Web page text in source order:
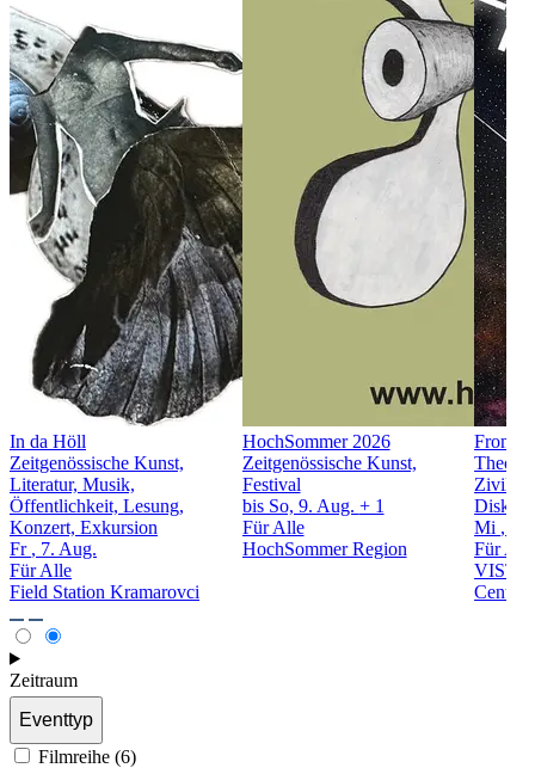
In da Höll
Zeitgenössische Kunst,
Literatur, Musik,
Öffentlichkeit, Lesung,
Konzert, Exkursion
Fr , 7. Aug.
Für Alle
Field Station Kramarovci
HochSommer 2026
Zeitgenössische Kunst,
Festival
bis So, 9. Aug. + 1
Für Alle
HochSommer Region
From
Mi ,
Für
VISTA
Center
Zeitraum
Eventtyp
Filmreihe (6)